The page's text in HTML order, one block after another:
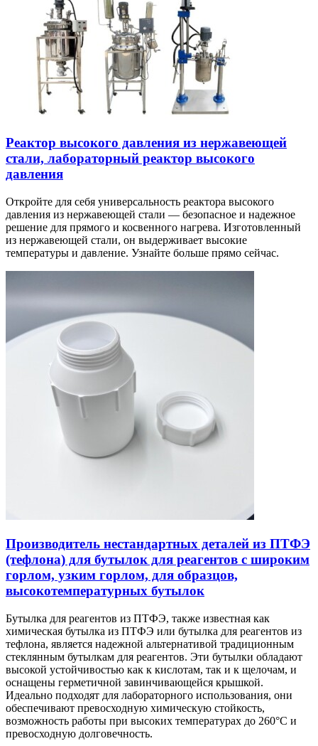
Реактор высокого давления из нержавеющей
стали, лабораторный реактор высокого
давления
Откройте для себя универсальность реактора высокого
давления из нержавеющей стали — безопасное и надежное
решение для прямого и косвенного нагрева. Изготовленный
из нержавеющей стали, он выдерживает высокие
температуры и давление. Узнайте больше прямо сейчас.
Производитель нестандартных деталей из ПТФЭ
(тефлона) для бутылок для реагентов с широким
горлом, узким горлом, для образцов,
высокотемпературных бутылок
Бутылка для реагентов из ПТФЭ, также известная как
химическая бутылка из ПТФЭ или бутылка для реагентов из
тефлона, является надежной альтернативой традиционным
стеклянным бутылкам для реагентов. Эти бутылки обладают
высокой устойчивостью как к кислотам, так и к щелочам, и
оснащены герметичной завинчивающейся крышкой.
Идеально подходят для лабораторного использования, они
обеспечивают превосходную химическую стойкость,
возможность работы при высоких температурах до 260°C и
превосходную долговечность.